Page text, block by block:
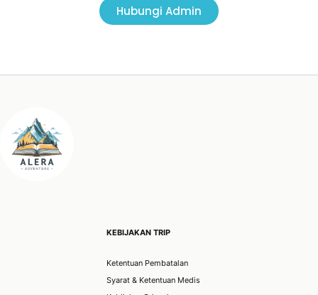
Hubungi Admin
KEBIJAKAN TRIP
Ketentuan Pembatalan
Syarat & Ketentuan Medis